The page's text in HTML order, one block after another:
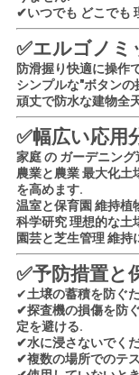
✔いつでも どこでも
✅エルゴノミ
防滑握り快適に操作
シンプルな"ボタンの
頑丈で防水な建物全
✅幅広い応用
家庭 の ガーデニング
農業と農業 最大化土
を高めます.
温室と保育園 維持植
科学研究 理想的な土
園芸と芝生管理 維持
✅予防措置と
✔土壌の蓄積を防ぐ
✔探査機の損傷を防
定を避ける.
✔水に浸さないでく
✔複数の場所でのテ